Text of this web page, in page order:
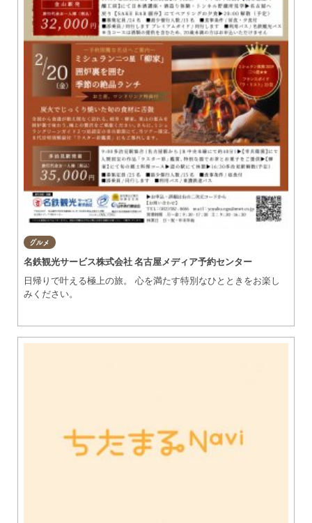
グルメ
名鉄観光サービス株式会社 名古屋メディア予約センター
日帰りで叶える極上の旅。 心を満たす特別なひとときをお楽し
みください。